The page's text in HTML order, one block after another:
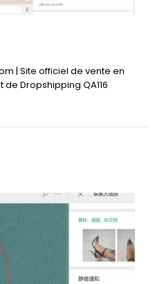
| Site officiel de vente en
Dropshipping QA116